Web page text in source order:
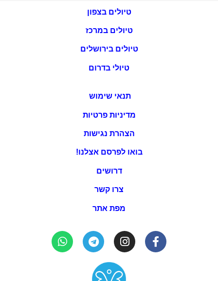
טיולים בצפון
טיולים במרכז
טיולים בירושלים
טיולי בדרום
תנאי שימוש
מדיניות פרטיות
הצהרת נגישות
בואו לפרסם אצלנו!
דרושים
צרו קשר
מפת אתר